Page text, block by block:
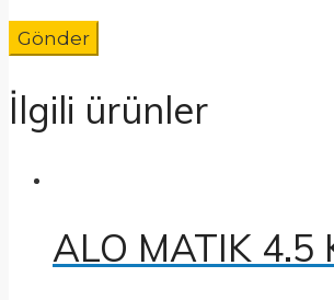
İlgili ürünler
ALO MATIK 4.5